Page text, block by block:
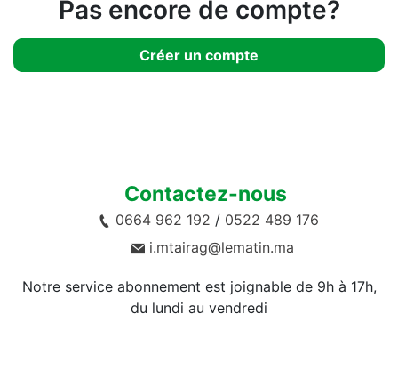
Pas encore de compte?
Créer un compte
Contactez-nous
0664 962 192 / 0522 489 176
i.mtairag@lematin.ma
Notre service abonnement est joignable de 9h à 17h,
du lundi au vendredi